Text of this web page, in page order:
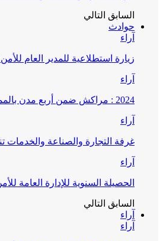
السابق التالي
حوادث
آراء
زيارة استطلاعية للمدير العام
آراء
2024 : مراكش ضمن أربع مدن بالممكلة سجلت مامجموعه 656 قضية تتعلق بغسيل الأموال
آراء
غرفة التجارة والصناعة
آراء
الحصيلة السنوية للإدارة العامة للأمن
السابق التالي
آراء
آراء